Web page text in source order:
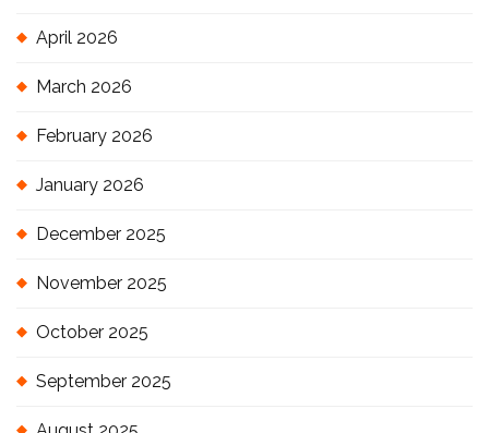
April 2026
March 2026
February 2026
January 2026
December 2025
November 2025
October 2025
September 2025